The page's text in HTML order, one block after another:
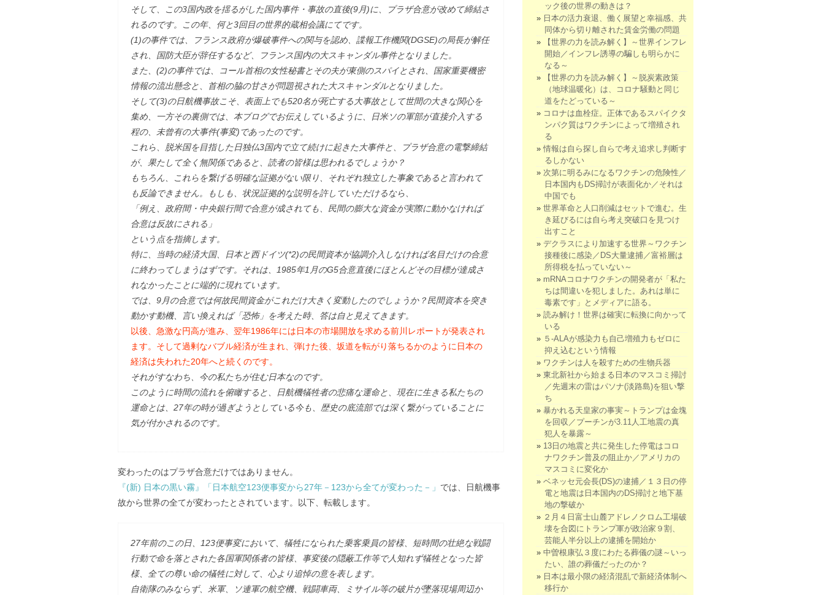
そして、この3国内政を揺るがした国内事件・事故の直後(9月)に、プラザ合意が改めて締結さ
れるのです。この年、何と3回目の世界的蔵相会議にてです。
(1)の事件では、フランス政府が爆破事件への関与を認め、諜報工作機関(DGSE)の局長が解任
され、国防大臣が辞任するなど、フランス国内の大スキャンダル事件となりました。
また、(2)の事件では、コール首相の女性秘書とその夫が東側のスパイとされ、国家重要機密
情報の流出懸念と、首相の脇の甘さが問題視された大スキャンダルとなりました。
そして(3)の日航機事故こそ、表面上でも520名が死亡する大事故として世間の大きな関心を
集め、一方その裏側では、本ブログでお伝えしているように、日米ソの軍部が直接介入する
程の、未曾有の大事件(事変)であったのです。
これら、脱米国を目指した日独仏3国内で立て続けに起きた大事件と、プラザ合意の電撃締結
が、果たして全く無関係であると、読者の皆様は思われるでしょうか？
もちろん、これらを繋げる明確な証拠がない限り、それぞれ独立した事象であると言われて
も反論できません。もしも、状況証拠的な説明を許していただけるなら、
「例え、政府間・中央銀行間で合意が成されても、民間の膨大な資金が実際に動かなければ
合意は反故にされる」
という点を指摘します。
特に、当時の経済大国、日本と西ドイツ(*2)の民間資本が協調介入しなければ名目だけの合意
に終わってしまうはずです。それは、1985年1月のG5合意直後にほとんどその目標が達成さ
れなかったことに端的に現れています。
では、9月の合意では何故民間資金がこれだけ大きく変動したのでしょうか？民間資本を突き
動かす動機、言い換えれば「恐怖」を考えた時、答は自と見えてきます。
以後、急激な円高が進み、翌年1986年には日本の市場開放を求める前川レポートが発表され
ます。そして過剰なバブル経済が生まれ、弾けた後、坂道を転がり落ちるかのように日本の
経済は失われた20年へと続くのです。
それがすなわち、今の私たちが住む日本なのです。
このように時間の流れを俯瞰すると、日航機犠牲者の悲痛な運命と、現在に生きる私たちの
運命とは、27年の時が過ぎようとしている今も、歴史の底流部では深く繋がっていることに
気が付かされるのです。
変わったのはプラザ合意だけではありません。
『(新) 日本の黒い霧』「日本航空123便事変から27年－123から全てが変わった－」 では、日航機事
故から世界の全てが変わったとされています。以下、転載します。
27年前のこの日、123便事変において、犠牲になられた乗客乗員の皆様、短時間の壮絶な戦闘
行動で命を落とされた各国軍関係者の皆様、事変後の隠蔽工作等で人知れず犠牲となった皆
様、全ての尊い命の犠牲に対して、心より追悼の意を表します。
自衛隊のみならず、米軍、ソ連軍の航空機、戦闘車両、ミサイル等の破片が墜落現場周辺か
ック後の世界の動きは？
日本の活力衰退、働く展望と幸福感、共
同体から切り離された賃金労働の問題
【世界の力を読み解く】～世界インフレ
開始／インフレ誘導の騙しも明らかに
なる～
【世界の力を読み解く】～脱炭素政策
（地球温暖化）は、コロナ騒動と同じ
道をたどっている～
コロナは血栓症。正体であるスパイクタ
ンパク質はワクチンによって増殖され
る
情報は自ら探し自らで考え追求し判断す
るしかない
次第に明るみになるワクチンの危険性／
日本国内もDS掃討が表面化か／それは
中国でも
世界革命と人口削減はセットで進む。生
き延びるには自ら考え突破口を見つけ
出すこと
デクラスにより加速する世界～ワクチン
接種後に感染／DS大量逮捕／富裕層は
所得税を払っていない～
mRNAコロナワクチンの開発者が「私た
ちは間違いを犯しました。あれは単に
毒素です」とメディアに語る。
読み解け！世界は確実に転換に向かって
いる
５-ALAが感染力も自己増殖力もゼロに
抑え込むという情報
ワクチンは人を殺すための生物兵器
東北新社から始まる日本のマスコミ掃討
／先週末の雷はパソナ(淡路島)を狙い撃
ち
暴かれる天皇家の事実～トランプは金塊
を回収／プーチンが3.11人工地震の真
犯人を暴露～
13日の地震と共に発生した停電はコロ
ナワクチン普及の阻止か／アメリカの
マスコミに変化か
ベネッセ元会長(DS)の逮捕／１３日の停
電と地震は日本国内のDS掃討と地下基
地の撃破か
２月４日富士山麓アドレノクロム工場破
壊を合図にトランプ軍が政治家９割、
芸能人半分以上の逮捕を開始か
中曽根康弘３度にわたる葬儀の謎～いっ
たい、誰の葬儀だったのか？
日本は最小限の経済混乱で新経済体制へ
移行か